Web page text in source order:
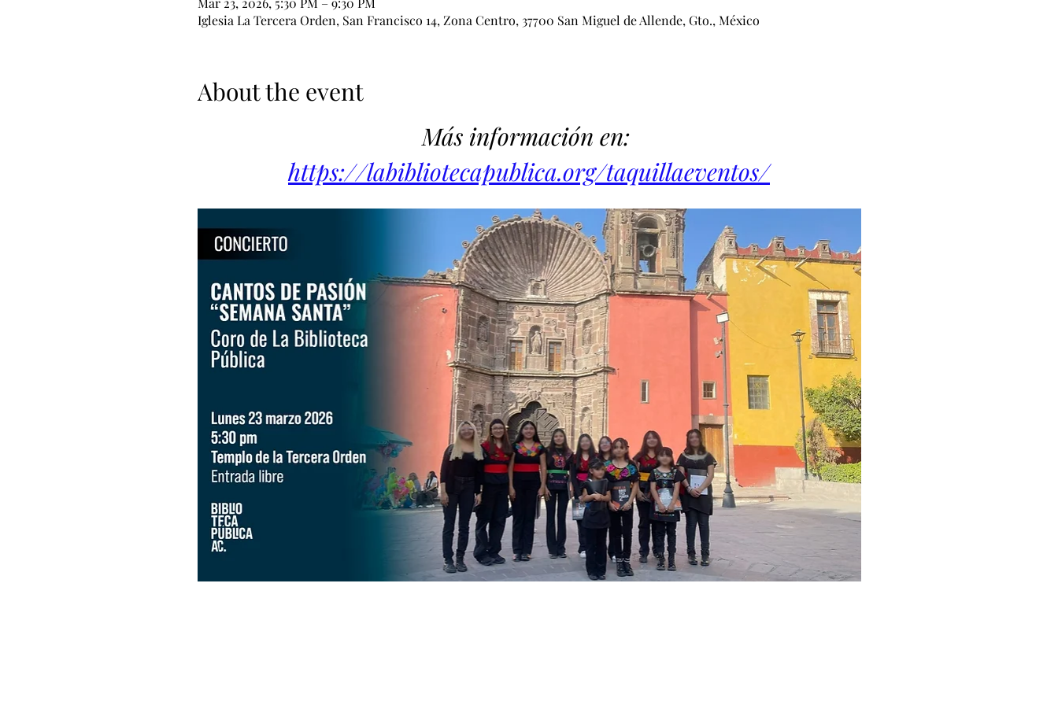
Iglesia La Tercera Orden, San Francisco 14, Zona Centro, 37700 San Miguel de Allende, Gto., México
About the event
Más información en:
https://labibliotecapublica.org/taquillaeventos/